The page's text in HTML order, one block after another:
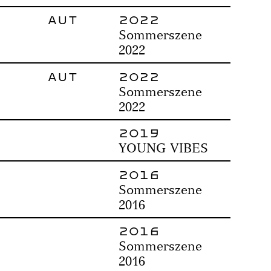
AUT 2022
Sommerszene
2022
AUT 2022
Sommerszene
2022
2019
YOUNG VIBES
2016
Sommerszene
2016
2016
Sommerszene
2016